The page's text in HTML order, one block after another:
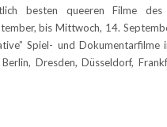
besten queeren Filme des
bis Mittwoch, 14.
Spiel- und Dokumentarfilme
Dresden, Düsseldorf,